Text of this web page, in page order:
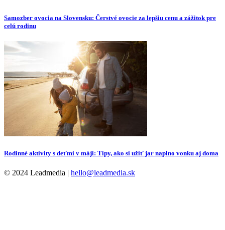
Samozber ovocia na Slovensku: Čerstvé ovocie za lepšiu cenu a zážitok pre
celú rodinu
Rodinné aktivity s deťmi v máji: Tipy, ako si užiť jar naplno vonku aj doma
© 2024 Leadmedia | hello@leadmedia.sk